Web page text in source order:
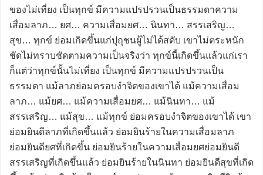
ของไม่เที่ยง เป็นทุกข์ มีความแปรปรวนเป็นธรรมดาความ
เสื่อมลาภ… ยศ… ความเสื่อมยศ… นินทา… สรรเสริญ…
สุข… ทุกข์ ย่อมเกิดขึ้นแก่ปุถุชนผู้ไม่ได้สดับ เขาไม่ตระหนัก
ชัดไม่ทราบชัดตามความเป็นจริงว่า ทุกข์นี้เกิดขึ้นแล้วแก่เรา
ก็แต่ว่าทุกข์นั้นไม่เที่ยง เป็นทุกข์ มีความแปรปรวนเป็น
ธรรมดา แม้ลาภย่อมครอบงำจิตของเขาได้ แม้ความเสื่อม
ลาภ… แม้ยศ… แม้ความเสื่อมยศ… แม้นินทา… แม้
สรรเสริญ… แม้สุข… แม้ทุกข์ ย่อมครอบงำจิตของเขาได้ เขา
ย่อมยินดีลาภที่เกิดขึ้นแล้ว ย่อมยินร้ายในความเสื่อมลาภ
ย่อมยินดียศที่เกิดขึ้น ย่อมยินร้ายในความเสื่อมยศย่อมยินดี
สรรเสริญที่เกิดขึ้นแล้ว ย่อมยินร้ายในนินทา ย่อมยินดีสุขที่เกิด